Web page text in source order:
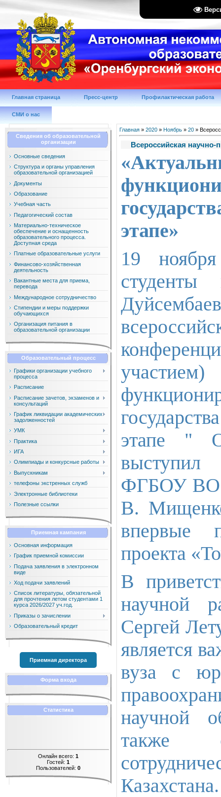
Главная страница Пресс-центр Профилактическая работа
СМИ о нас
Сведения об образовательной
организации
Основные сведения
Структура и органы управления
образовательной организацией
Документы
Образование
Учебная часть
Педагогический состав
Материально-техническое
обеспечение и оснащенность
образовательного процесса.
Доступная среда
Платные образовательные услуги
Финансово-хозяйственная
деятельность
Вакантные места для приема,
перевода
Международное сотрудничество
Стипендии и меры поддержки
обучающихся
Организация питания в
образовательной организации
Образовательный процесс
Графики организации учебного
процесса
Расписание
Расписание зачетов, экзаменов и
консультаций
График ликвидации академических
задолженностей
УМК
Практика
ИГА
Олимпиады и конкурсные работы
Выпускникам
телефоны экстренных служб
Электронные библиотеки
Полезные ссылки
Приемная кампания
Основная информация
График приемной комиссии
Подача заявления в электронном
виде
Ход подачи заявлений
Список литературы, обязательной
для прочтения летом студентами 1
курса 2026/2027 уч.год.
Приказы о зачислении
Образовательный кредит
Приемная директора
Форма входа
Статистика
Онлайн всего: 1
Гостей: 1
Пользователей: 0
Главная » 2020 » Ноябрь » 20 »
Всероссийская
этапе»
19
этапе "
ФГБОУ ВО
В.
впервые
проекта
В
научной
Сергей
является
вуза с
научной
также
Казахстана.